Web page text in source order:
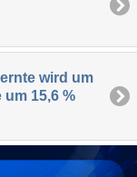
wird um
15,6 %